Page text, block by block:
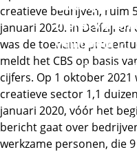
Zakelijke
veiligheid
Zakelijke
Orde en
Office,
events
creatieve bedrijven, ruim
januari 2020. In Delfzijl
was de toename
meldt het CBS op basis
cijfers. Op 1 oktober
creatieve sector 1,1
januari 2020, vóór het
bericht gaat over
werkzame personen, die